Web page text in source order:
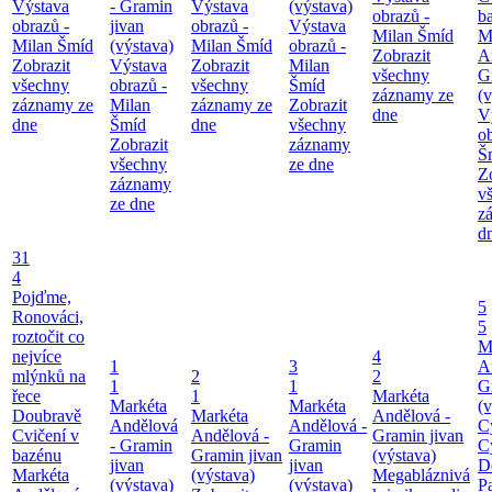
Výstava
obrazů -
Milan Šmíd
Zobrazit
všechny
záznamy ze
dne
- Gramin
jivan
(výstava)
Výstava
obrazů -
Milan
Šmíd
Zobrazit
všechny
záznamy
ze dne
Výstava
obrazů -
Milan Šmíd
Zobrazit
všechny
záznamy ze
dne
(výstava)
Výstava
obrazů -
Milan
Šmíd
Zobrazit
všechny
záznamy
ze dne
obrazů -
Milan Šmíd
Zobrazit
všechny
záznamy ze
dne
31
4
Pojďme,
Ronováci,
roztočit co
nejvíce
mlýnků na
řece
Doubravě
Cvičení v
bazénu
Markéta
1
1
Markéta
Andělová
- Gramin
jivan
(výstava)
2
1
Markéta
Andělová -
Gramin jivan
(výstava)
3
1
Markéta
Andělová -
Gramin
jivan
(výstava)
4
2
Markéta
Andělová -
Gramin jivan
(výstava)
Megabláznivá
5
5